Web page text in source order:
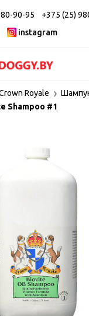
90-95
+375 (25)
instagram
Royale
Shampoo #1